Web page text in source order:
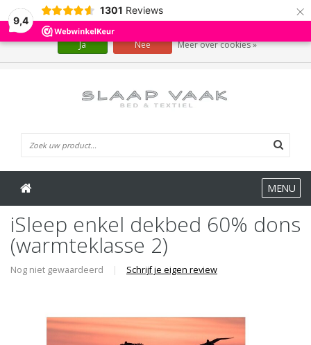
9,4
1301 Reviews ×
MENU
iSleep enkel dekbed 60% dons
(warmteklasse 2)
Nog niet gewaardeerd | Schrijf je eigen review
Wij slaan cookies op om onze website te verbeteren. Is dat akkoord?
Ja Nee Meer over cookies »